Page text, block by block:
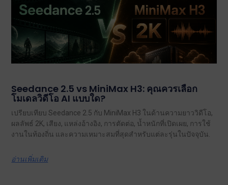
Seedance 2.5 vs MiniMax H3: คุณควรเลือก
โมเดลวิดีโอ AI แบบใด?
เปรียบเทียบ Seedance 2.5 กับ MiniMax H3 ในด้านความยาววิดีโอ,
ผลลัพธ์ 2K, เสียง, แหล่งอ้างอิง, การตัดต่อ, น้ำหนักที่เปิดเผย, การใช้
งานในท้องถิ่น และความเหมาะสมที่สุดสำหรับแต่ละรุ่นในปัจจุบัน.
อ่านเพิ่มเติม